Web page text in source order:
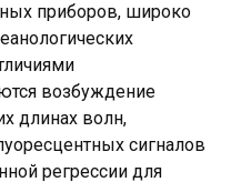
приборов, широко
возбуждение
длинах волн,
сигналов
регрессии для